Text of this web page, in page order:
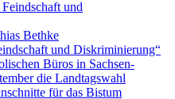
Bethke
und Diskriminierung“
Büros in Sachsen-
die Landtagswahl
für das Bistum